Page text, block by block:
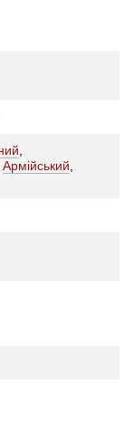
Армійський